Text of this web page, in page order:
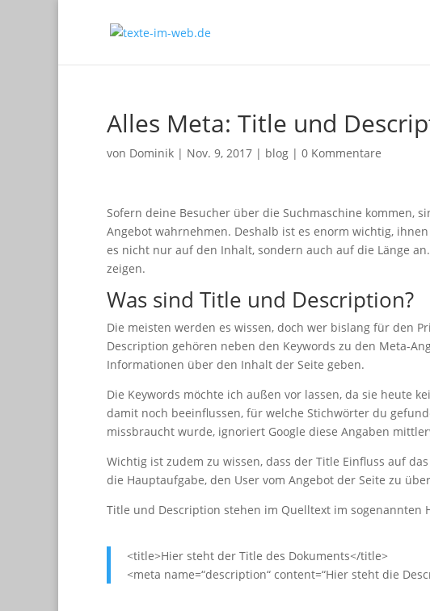
Alles Meta: Title und
von Dominik | Nov. 9, 2017 | blog | 0 Kommentare
Sofern deine Besucher über die Suchmaschine kommen,
Angebot wahrnehmen. Deshalb ist es enorm wichtig,
es nicht nur auf den Inhalt, sondern auch auf die Länge
zeigen.
Was sind Title und Description?
Die meisten werden es wissen, doch wer bislang für den
Description gehören neben den Keywords zu den Meta-
Informationen über den Inhalt der Seite geben.
Die Keywords möchte ich außen vor lassen, da sie heute
damit noch beeinflussen, für welche Stichwörter du
missbraucht wurde, ignoriert Google diese Angaben
Wichtig ist zudem zu wissen, dass der Title Einfluss auf
die Hauptaufgabe, den User vom Angebot der Seite zu
Title und Description stehen im Quelltext im sogenannten
<title>Hier steht der Title des Dokuments</title>
<meta name=“description“ content=“Hier steht die